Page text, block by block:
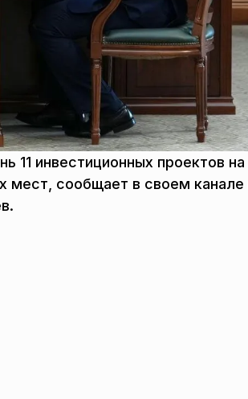
11 инвестиционных проектов
мест, сообщает в своем канале